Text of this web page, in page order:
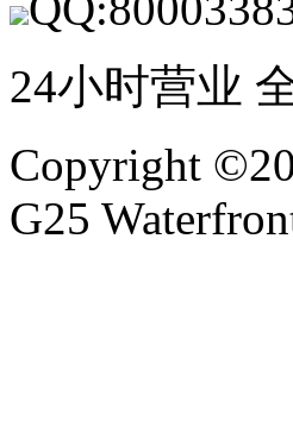
24小时营业
Copyright
G25